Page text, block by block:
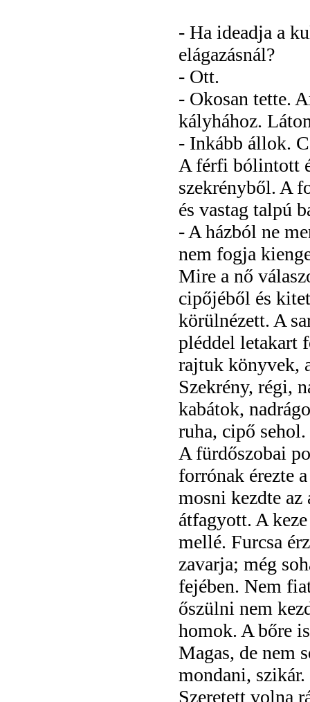
- Ha ideadja a
elágazásnál?
- Ott.
- Okosan tette.
kályhához.
- Inkább állok.
A férfi bólintott
szekrényből. A
és vastag talpú
- A házból ne
nem fogja
Mire a nő
cipőjéből és
körülnézett. A
pléddel letakart
rajtuk könyvek,
Szekrény, régi,
kabátok,
ruha, cipő
A fürdőszobai
forrónak érezte
mosni kezdte
átfagyott. A
mellé. Furcsa
zavarja; még
fejében. Nem
őszülni nem
homok. A bőre
Magas, de nem
mondani, szikár.
Szeretett volna